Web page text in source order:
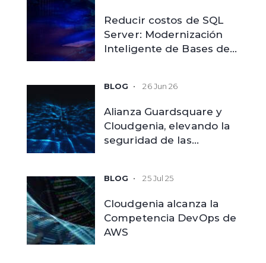
Reducir costos de SQL
Server: Modernización
Inteligente de Bases de
Alianza Guardsquare y
Cloudgenia, elevando la
seguridad de las
26 Jun 26
Cloudgenia alcanza la
Competencia DevOps de
AWS
25 Jul 25